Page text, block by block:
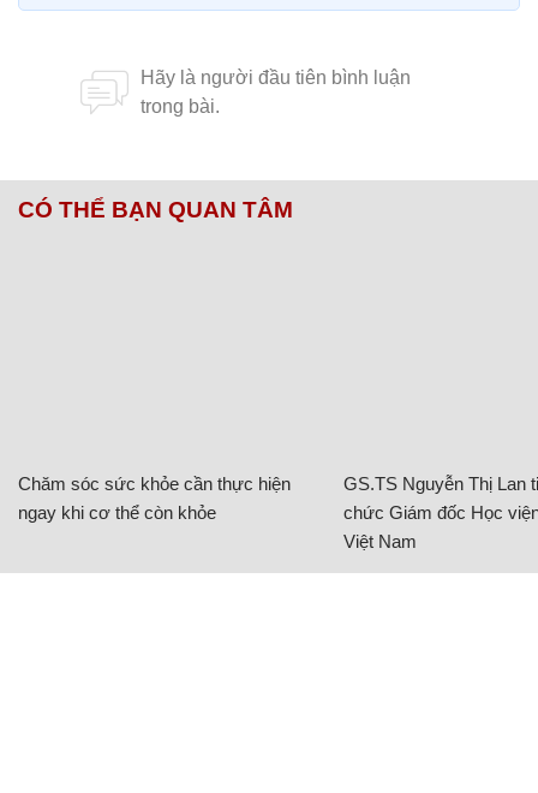
CÓ THỂ BẠN QUAN TÂM
Chăm sóc sức khỏe cần thực hiện
ngay khi cơ thể còn khỏe
GS.TS Nguyễn Thị Lan
chức Giám đốc Học
Việt Nam